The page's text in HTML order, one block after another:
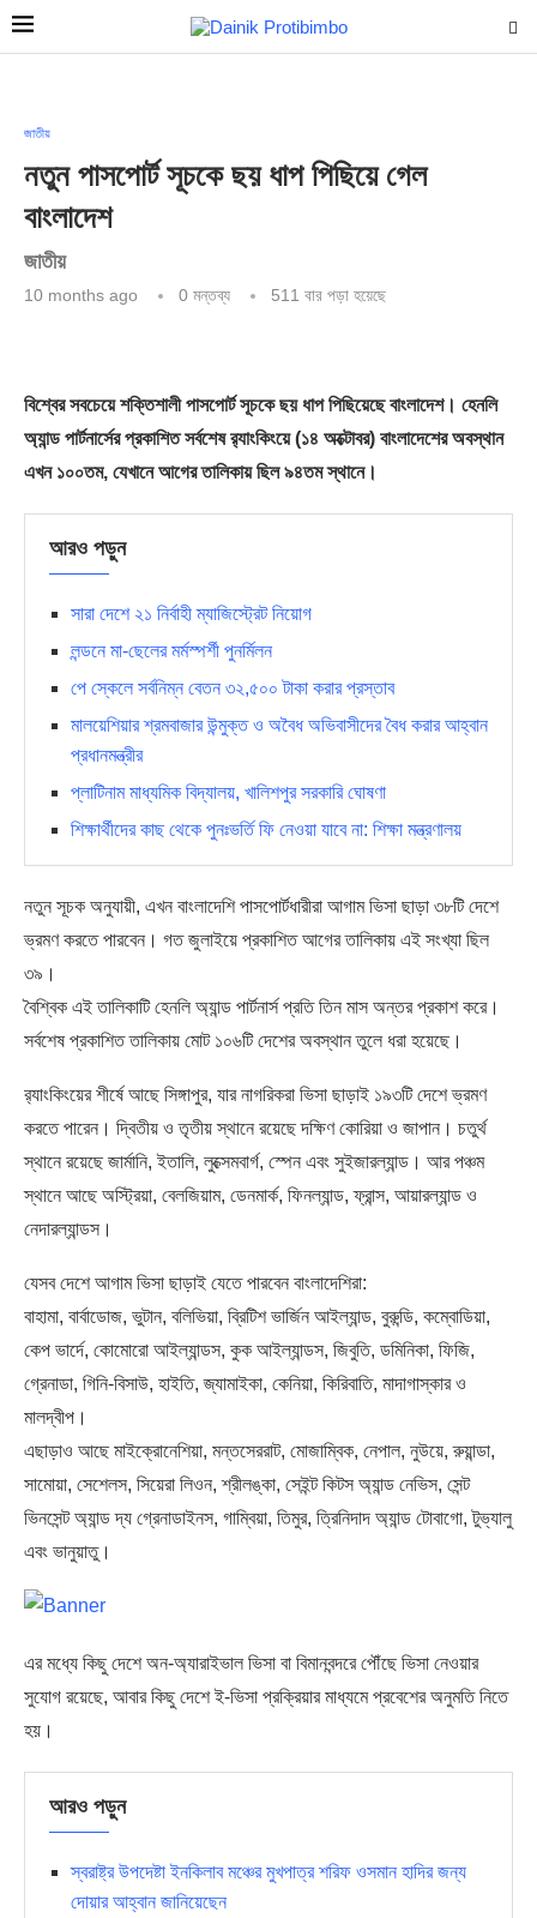
জাতীয়
নতুন পাসপোর্ট সূচকে ছয় ধাপ পিছিয়ে গেল
বাংলাদেশ
জাতীয়
10 months ago 0 মন্তব্য 511 বার পড়া হয়েছে
বিশ্বের সবচেয়ে শক্তিশালী পাসপোর্ট সূচকে ছয় ধাপ পিছিয়েছে বাংলাদেশ। হেনলি
অ্যান্ড পার্টনার্সের প্রকাশিত সর্বশেষ র‌্যাংকিংয়ে (১৪ অক্টোবর) বাংলাদেশের অবস্থান
এখন ১০০তম, যেখানে আগের তালিকায় ছিল ৯৪তম স্থানে।
আরও পড়ুন
সারা দেশে ২১ নির্বাহী ম্যাজিস্ট্রেট নিয়োগ
লন্ডনে মা-ছেলের মর্মস্পর্শী পুনর্মিলন
পে স্কেলে সর্বনিম্ন বেতন ৩২,৫০০ টাকা করার প্রস্তাব
মালয়েশিয়ার শ্রমবাজার উন্মুক্ত ও অবৈধ অভিবাসীদের বৈধ করার আহ্বান
প্রধানমন্ত্রীর
প্লাটিনাম মাধ্যমিক বিদ্যালয়, খালিশপুর সরকারি ঘোষণা
শিক্ষার্থীদের কাছ থেকে পুনঃভর্তি ফি নেওয়া যাবে না: শিক্ষা মন্ত্রণালয়
নতুন সূচক অনুযায়ী, এখন বাংলাদেশি পাসপোর্টধারীরা আগাম ভিসা ছাড়া ৩৮টি দেশে
ভ্রমণ করতে পারবেন। গত জুলাইয়ে প্রকাশিত আগের তালিকায় এই সংখ্যা ছিল
৩৯।
বৈশ্বিক এই তালিকাটি হেনলি অ্যান্ড পার্টনার্স প্রতি তিন মাস অন্তর প্রকাশ করে।
সর্বশেষ প্রকাশিত তালিকায় মোট ১০৬টি দেশের অবস্থান তুলে ধরা হয়েছে।
র‌্যাংকিংয়ের শীর্ষে আছে সিঙ্গাপুর, যার নাগরিকরা ভিসা ছাড়াই ১৯৩টি দেশে ভ্রমণ
করতে পারেন। দ্বিতীয় ও তৃতীয় স্থানে রয়েছে দক্ষিণ কোরিয়া ও জাপান। চতুর্থ
স্থানে রয়েছে জার্মানি, ইতালি, লুক্সেমবার্গ, স্পেন এবং সুইজারল্যান্ড। আর পঞ্চম
স্থানে আছে অস্ট্রিয়া, বেলজিয়াম, ডেনমার্ক, ফিনল্যান্ড, ফ্রান্স, আয়ারল্যান্ড ও
নেদারল্যান্ডস।
যেসব দেশে আগাম ভিসা ছাড়াই যেতে পারবেন বাংলাদেশিরা:
বাহামা, বার্বাডোজ, ভুটান, বলিভিয়া, ব্রিটিশ ভার্জিন আইল্যান্ড, বুরুন্ডি, কম্বোডিয়া,
কেপ ভার্দে, কোমোরো আইল্যান্ডস, কুক আইল্যান্ডস, জিবুতি, ডমিনিকা, ফিজি,
গ্রেনাডা, গিনি-বিসাউ, হাইতি, জ্যামাইকা, কেনিয়া, কিরিবাতি, মাদাগাস্কার ও
মালদ্বীপ।
এছাড়াও আছে মাইক্রোনেশিয়া, মন্তসেররাট, মোজাম্বিক, নেপাল, নুউয়ে, রুয়ান্ডা,
সামোয়া, সেশেলস, সিয়েরা লিওন, শ্রীলঙ্কা, সেইন্ট কিটস অ্যান্ড নেভিস, সেন্ট
ভিনসেন্ট অ্যান্ড দ্য গ্রেনাডাইনস, গাম্বিয়া, তিমুর, ত্রিনিদাদ অ্যান্ড টোবাগো, টুভ্যালু
এবং ভানুয়াতু।
এর মধ্যে কিছু দেশে অন-অ্যারাইভাল ভিসা বা বিমানবন্দরে পৌঁছে ভিসা নেওয়ার
সুযোগ রয়েছে, আবার কিছু দেশে ই-ভিসা প্রক্রিয়ার মাধ্যমে প্রবেশের অনুমতি নিতে
হয়।
আরও পড়ুন
স্বরাষ্ট্র উপদেষ্টা ইনকিলাব মঞ্চের মুখপাত্র শরিফ ওসমান হাদির জন্য
দোয়ার আহ্বান জানিয়েছেন